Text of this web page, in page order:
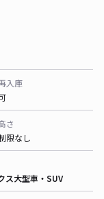
入庫
さ
限なし
ス大型車・SUV